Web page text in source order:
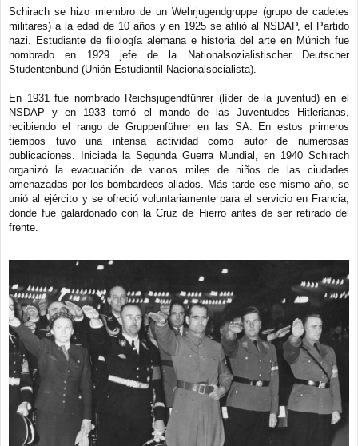
Schirach se hizo miembro de un Wehrjugendgruppe (grupo de cadetes
militares) a la edad de 10 años y en 1925 se afilió al NSDAP, el Partido
nazi. Estudiante de filología alemana e historia del arte en Múnich fue
nombrado en 1929 jefe de la Nationalsozialistischer Deutscher
Studentenbund (Unión Estudiantil Nacionalsocialista).
En 1931 fue nombrado Reichsjugendführer (líder de la juventud) en el
NSDAP y en 1933 tomó el mando de las Juventudes Hitlerianas,
recibiendo el rango de Gruppenführer en las SA. En estos primeros
tiempos tuvo una intensa actividad como autor de numerosas
publicaciones. Iniciada la Segunda Guerra Mundial, en 1940 Schirach
organizó la evacuación de varios miles de niños de las ciudades
amenazadas por los bombardeos aliados. Más tarde ese mismo año, se
unió al ejército y se ofreció voluntariamente para el servicio en Francia,
donde fue galardonado con la Cruz de Hierro antes de ser retirado del
frente.